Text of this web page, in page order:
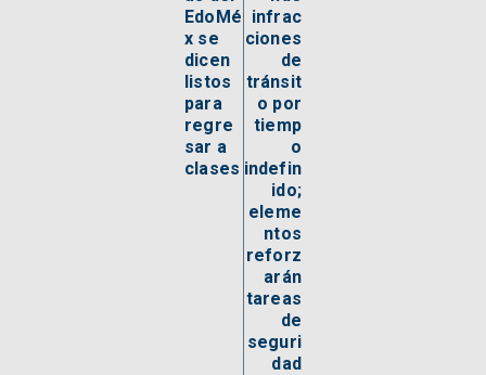
EdoMé
x se
dicen
listos
para
regre
sar a
clases
infrac
ciones
de
tránsit
o por
tiemp
o
indefin
ido;
eleme
ntos
reforz
arán
tareas
de
seguri
dad